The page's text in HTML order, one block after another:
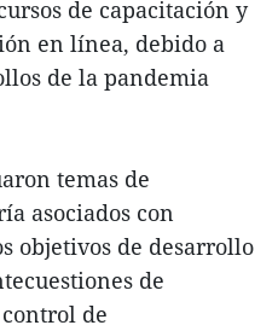
de capacitación y
en línea, debido a
de la pandemia
temas de
asociados con
objetivos de desarrollo
de
de